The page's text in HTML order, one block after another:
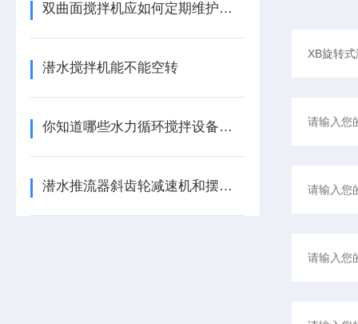
双曲面搅拌机应如何定期维护保养
潜水搅拌机能不能空转
你知道哪些水力循环搅拌设备的检查与保养知识
潜水推流器斜齿轮减速机和摆线减速机使用详解